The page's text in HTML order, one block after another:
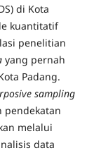
di Kota
kuantitatif
penelitian
yang pernah
Padang.
sampling
pendekatan
melalui
data